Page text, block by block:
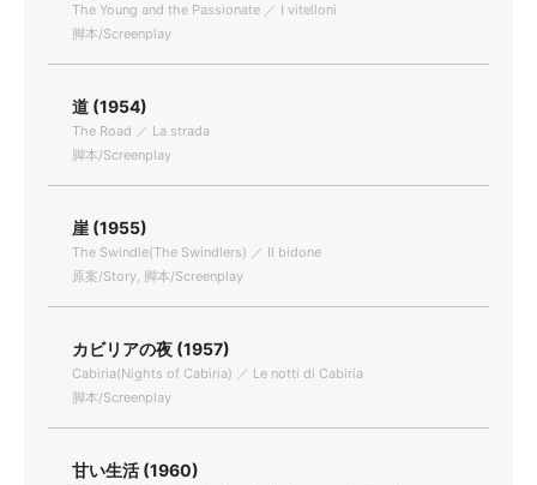
The Young and the Passionate ／ I vitelloni
脚本/Screenplay
道 (1954)
The Road ／ La strada
脚本/Screenplay
崖 (1955)
The Swindle(The Swindlers) ／ Il bidone
原案/Story, 脚本/Screenplay
カビリアの夜 (1957)
Cabiria(Nights of Cabiria) ／ Le notti di Cabiria
脚本/Screenplay
甘い生活 (1960)